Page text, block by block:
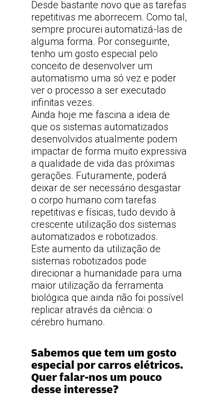
Desde bastante novo que as tarefas
repetitivas me aborrecem. Como tal,
sempre procurei automatizá-las de
alguma forma. Por conseguinte,
tenho um gosto especial pelo
conceito de desenvolver um
automatismo uma só vez e poder
ver o processo a ser executado
infinitas vezes.
Ainda hoje me fascina a ideia de
que os sistemas automatizados
desenvolvidos atualmente podem
impactar de forma muito expressiva
a qualidade de vida das próximas
gerações. Futuramente, poderá
deixar de ser necessário desgastar
o corpo humano com tarefas
repetitivas e físicas, tudo devido à
crescente utilização dos sistemas
automatizados e robotizados.
Este aumento da utilização de
sistemas robotizados pode
direcionar a humanidade para uma
maior utilização da ferramenta
biológica que ainda não foi possível
replicar através da ciência: o
cérebro humano.
Sabemos que tem um gosto
especial por carros elétricos.
Quer falar-nos um pouco
desse interesse?